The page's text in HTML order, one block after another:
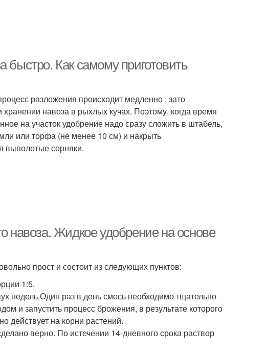
быстро. Как самому приготовить
разложения происходит медленно , зато
навоза в рыхлых кучах. Поэтому, когда время
на участок удобрение надо сразу сложить в штабель,
или торфа (не менее 10 см) и накрыть
выполотые сорняки.
навоза. Жидкое удобрение на основе
прост и состоит из следующих пунктов:
1:5.
недель.Один раз в день смесь необходимо тщательно
и запустить процесс брожения, в результате которого
действует на корни растений.
верно. По истечении 14-дневного срока раствор